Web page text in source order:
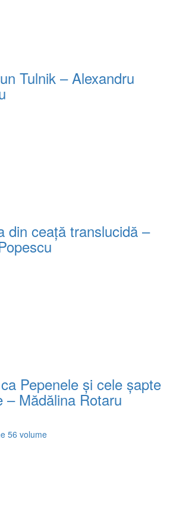
Tulnik – Alexandru
din ceață translucidă –
Pepenele și cele șapte
– Mădălina Rotaru
56 volume